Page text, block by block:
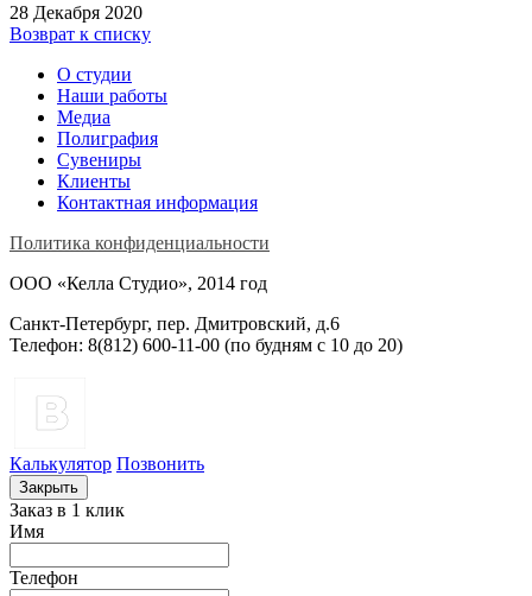
28 Декабря 2020
Возврат к списку
О студии
Наши работы
Медиа
Полиграфия
Сувениры
Клиенты
Контактная информация
Политика конфиденциальности
ООО «Келла Студио», 2014 год
Санкт-Петербург, пер. Дмитровский, д.6
Телефон: 8(812) 600-11-00 (по будням c 10 до 20)
Калькулятор Позвонить
Закрыть
Заказ в 1 клик
Имя
Телефон